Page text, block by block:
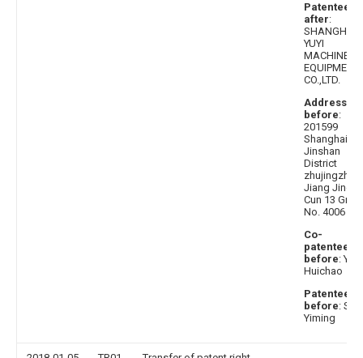
Patentee
after:
SHANGHAI
YUYI
MACHINERY
EQUIPMENT
CO.,LTD.
Address
before:
201599
Shanghai
Jinshan
District
zhujingzhen
Jiang Jing
Cun 13
No. 4006
Co-
patentee
before: Yu
Huichao
Patentee
before: Shi
Yiming